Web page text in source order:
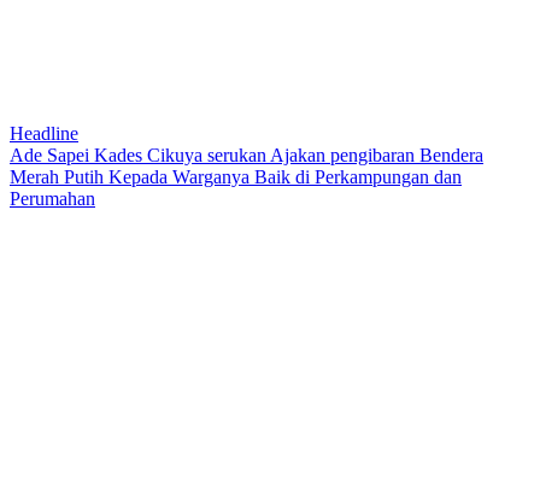
Headline
Ade Sapei Kades Cikuya serukan Ajakan pengibaran Bendera
Merah Putih Kepada Warganya Baik di Perkampungan dan
Perumahan